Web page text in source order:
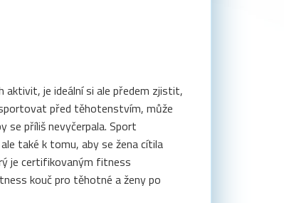
aktivit, je ideální si ale předem zjistit,
před těhotenstvím, může
se příliš nevyčerpala. Sport
také k tomu, aby se žena cítila
je certifikovaným fitness
kouč pro těhotné a ženy po